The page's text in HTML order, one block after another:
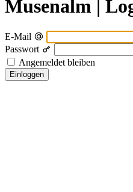
Musenalm |
E-Mail
Passwort
Angemeldet bleiben
Einloggen